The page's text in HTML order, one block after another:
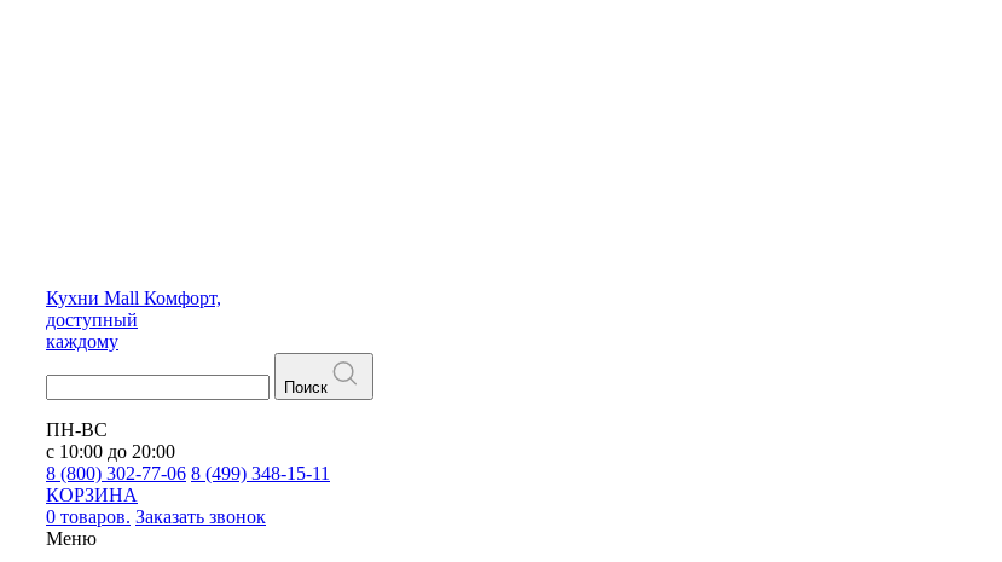
Кухни Mall Комфорт,
доступный
каждому
Поиск
ПН-ВС
с 10:00 до 20:00
8 (800) 302-77-06 8 (499) 348-15-11
КОРЗИНА
0 товаров. Заказать звонок
Меню